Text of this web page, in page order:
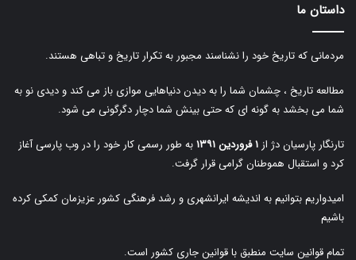
داستان ما
مردمانی که تاریخ خود را نشناسند مجبور به تکرار تاریخ و تباهی هستند.
مطالعه تاریخ ، چشمان شما را به دیدن دنیاهایی موازی باز می کند و دیدی نو به
شما می بخشد به گونه ای که حتی بینش شما دچار دگرگونی می شود.
تارنگار پارسیان دژ از ۱ فروردین ۱۳۹۱
به طور رسمی کار خود را در وب پارسی آغاز
کرد و استقبال هموطنان گرامی قرار گرفت.
امیدواریم بتوانیم به اندیشه ایرانشهری و رشد فرهنگی کشور عزیزمان کمکی کرده
باشیم
تمام قوانین سایت منطبق با قوانین جاری کشور است.